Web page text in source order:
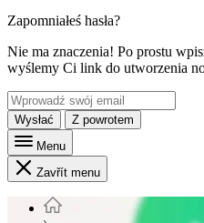
Zapomniałeś hasła?
Nie ma znaczenia! Po prostu
wyślemy Ci link do utworzenia
Wysłać
Z powrotem
Menu
Zavřít menu